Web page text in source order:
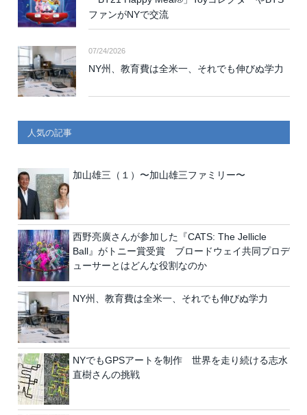
ファンがNYで交流
07/24/2026
NY州、教育費は全米一、それでも伸びぬ学力
人気の記事
加山雄三（１）〜加山雄三ファミリー〜
西野亮廣さんが参加した『CATS: The Jellicle
Ball』がトニー賞受賞 ブロードウェイ共同プロデ
ューサーとはどんな役割なのか
NY州、教育費は全米一、それでも伸びぬ学力
NYでもGPSアートを制作 世界を走り続ける志水
直樹さんの挑戦